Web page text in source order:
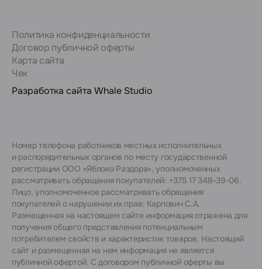
Политика конфиденциальности
Договор публичной оферты
Карта сайта
Чек
Разработка сайта Whale Studio
Номер телефона работников местных исполнительных
и распорядительных органов по месту государственной
регистрации ООО «Яблоко Раздора», уполномоченных
рассматривать обращения покупателей: +375 17 348-39-06.
Лицо, уполномоченное рассматривать обращения
покупателей о нарушении их прав: Карпович С.А.
Размещенная на настоящем сайте информация отражена для
получения общего представления потенциальным
потребителем свойств и характеристик товаров. Настоящий
сайт и размещенная на нем информация не является
публичной офертой. С договором публичной оферты вы